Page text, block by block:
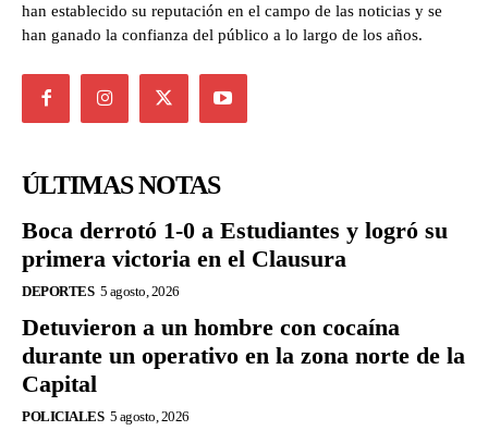
han establecido su reputación en el campo de las noticias y se
han ganado la confianza del público a lo largo de los años.
ÚLTIMAS NOTAS
Boca derrotó 1-0 a Estudiantes y logró su
primera victoria en el Clausura
DEPORTES 5 agosto, 2026
Detuvieron a un hombre con cocaína
durante un operativo en la zona norte de la
Capital
POLICIALES 5 agosto, 2026